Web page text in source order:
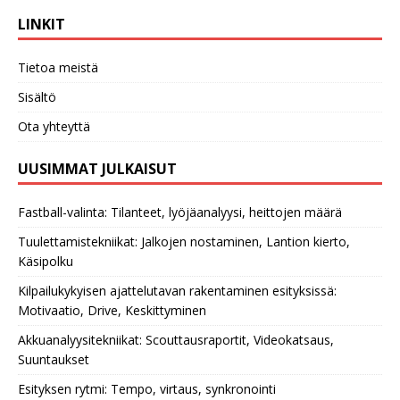
LINKIT
Tietoa meistä
Sisältö
Ota yhteyttä
UUSIMMAT JULKAISUT
Fastball-valinta: Tilanteet, lyöjäanalyysi, heittojen määrä
Tuulettamistekniikat: Jalkojen nostaminen, Lantion kierto,
Käsipolku
Kilpailukykyisen ajattelutavan rakentaminen esityksissä:
Motivaatio, Drive, Keskittyminen
Akkuanalyysitekniikat: Scouttausraportit, Videokatsaus,
Suuntaukset
Esityksen rytmi: Tempo, virtaus, synkronointi